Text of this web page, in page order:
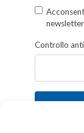
Controllo